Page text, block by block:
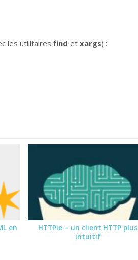
les utilitaires find et xargs) :
en
HTTPie – un client HTTP plus
intuitif